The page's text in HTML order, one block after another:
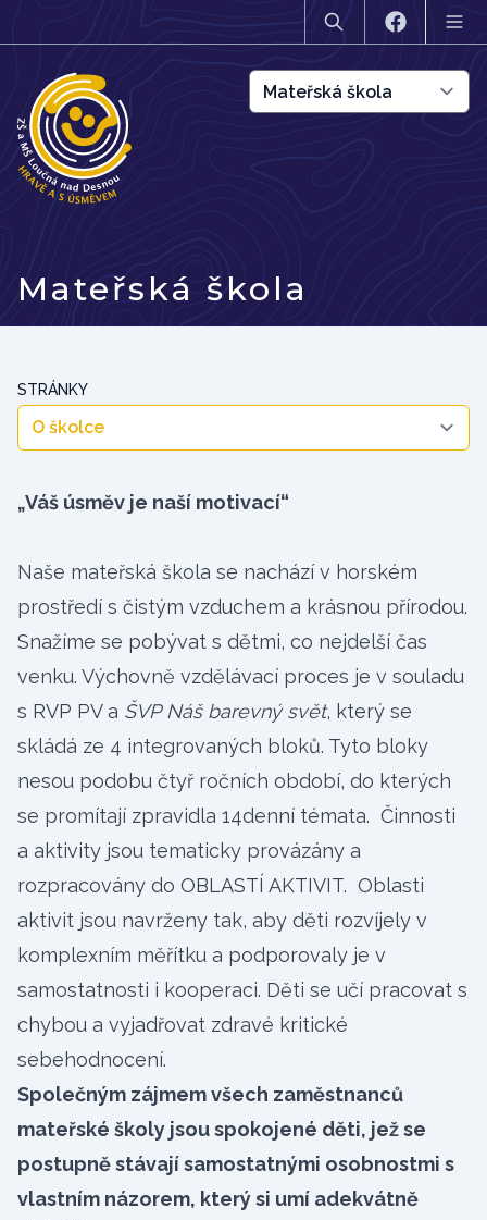
Mateřská škola
STRÁNKY
„Váš úsměv je naší motivací“
Naše mateřská škola se nachází v horském
prostředí s čistým vzduchem a krásnou přírodou.
Snažíme se pobývat s dětmi, co nejdelší čas
venku. Výchovně vzdělávací proces je v souladu
s RVP PV a ŠVP Náš barevný svět, který se
skládá ze 4 integrovaných bloků. Tyto bloky
nesou podobu čtyř ročních období, do kterých
se promítají zpravidla 14denní témata. Činnosti
a aktivity jsou tematicky provázány a
rozpracovány do OBLASTÍ AKTIVIT. Oblasti
aktivit jsou navrženy tak, aby děti rozvíjely v
komplexním měřítku a podporovaly je v
samostatnosti i kooperaci. Děti se učí pracovat s
chybou a vyjadřovat zdravé kritické
sebehodnocení.
Společným zájmem všech zaměstnanců
mateřské školy jsou spokojené děti, jež se
postupně stávají samostatnými osobnostmi s
vlastním názorem, který si umí adekvátně